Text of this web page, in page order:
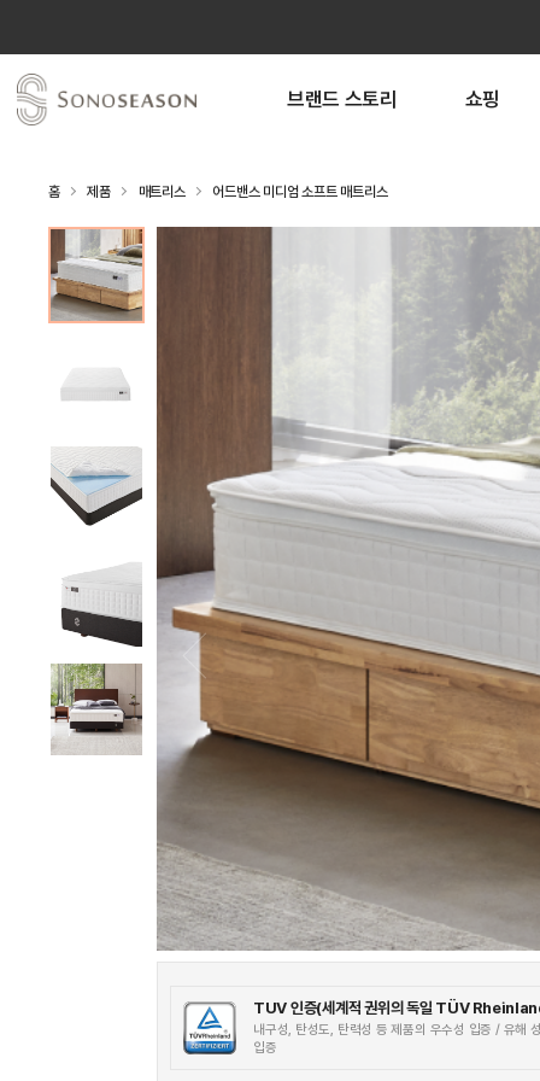
브랜드 스토리 쇼핑
홈 제품 매트리스 어드밴스 미디엄 소프트 매트리스
TUV 인증(세계적 권위의 독일 TÜV
내구성, 탄성도, 탄력성 등 제품의 우수성 입증 / 유해
입증